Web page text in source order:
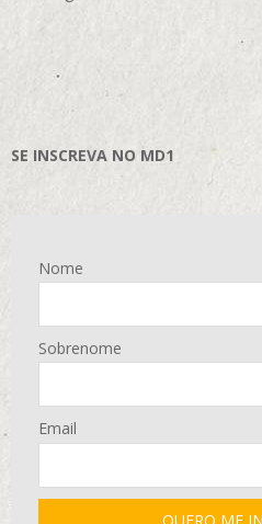
SE INSCREVA NO MD1
Nome
Sobrenome
Email